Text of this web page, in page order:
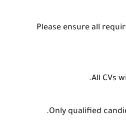
Please ensure all
All CVs
Only qualified